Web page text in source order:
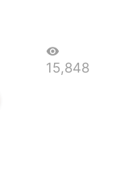
visibility
15,848